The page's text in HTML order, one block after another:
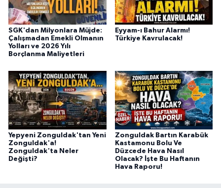
SGK'dan Milyonlara Müjde:
Çalışmadan Emekli Olmanın
Yolları ve 2026 Yılı
Borçlanma Maliyetleri
Eyyam-ı Bahur Alarmı!
Türkiye Kavrulacak!
Yepyeni Zonguldak'tan Yeni
Zonguldak'a!
Zonguldak'ta Neler
Değişti?
Zonguldak Bartın Karabük
Kastamonu Bolu Ve
Düzcede Hava Nasıl
Olacak? İşte Bu Haftanın
Hava Raporu!